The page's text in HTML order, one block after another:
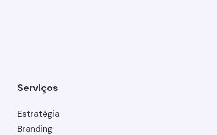
Serviços
Estratégia
Branding